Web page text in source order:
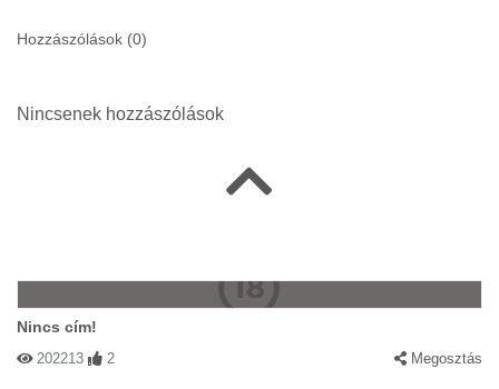
Hozzászólások (0)
Nincsenek hozzászólások
Nincs cím!
202213 2 Megosztás